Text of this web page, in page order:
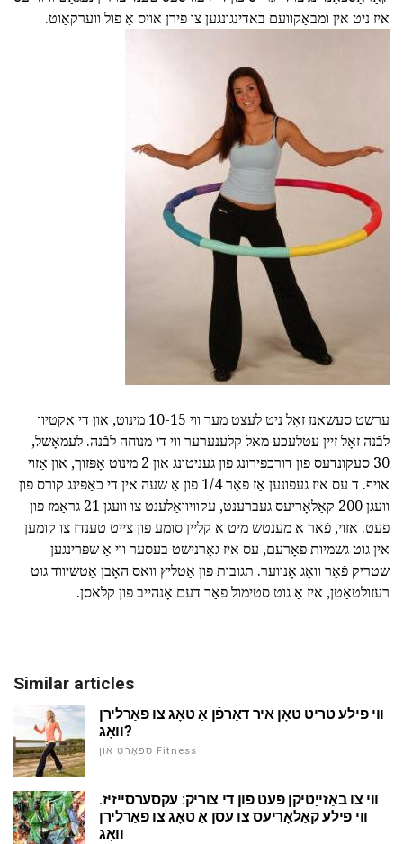
איז ניט אין ומבאַקוועם באדינגונגען צו פירן אויס אַ פול ווערקאַוט.
ערשט סעשאַנז זאָל ניט לעצט מער ווי 10-15 מינוט, און די אַקטיוו
לבֿנה זאָל זיין עטלעכע מאל קלענערער ווי די מנוחה לבֿנה. לעמאָשל,
30 סעקונדעס פון דורכפירונג פון געניטונג און 2 מינוט אָפּזוך, און אַזוי
אויף. ד עס איז געפֿונען אַז פֿאַר 1/4 פון אַ שעה אין די כאַפּינג קורס פון
וועגן 200 קאַלאָריעס געברענט, עקוויוואַלענט צו וועגן 21 גראַמז פון
פעט. אזוי, פֿאַר אַ מענטש מיט אַ קליין סומע פון צייַט טענדז צו קומען
אין גוט גשמיות פאָרעם, עס איז גאָרנישט בעסער ווי אַ שפּרינגען
שטריק פֿאַר וואָג אָנווער. תגובות פון אַטליץ וואס האָבן אַטשיווד גוט
רעזולטאַטן, איז אַ גוט סטימול פֿאַר דעם אָנהייב פון קלאסן.
Similar articles
ווי פילע טריט טאָן איר דאַרפֿן אַ טאָג צו פאַרלירן
וואָג?
ספּאָרט און Fitness
ווי צו באַזייַטיקן פעט פון די צוריק: עקסערסייזיז.
ווי פילע קאַלאָריעס צו עסן אַ טאָג צו פאַרלירן
וואָג